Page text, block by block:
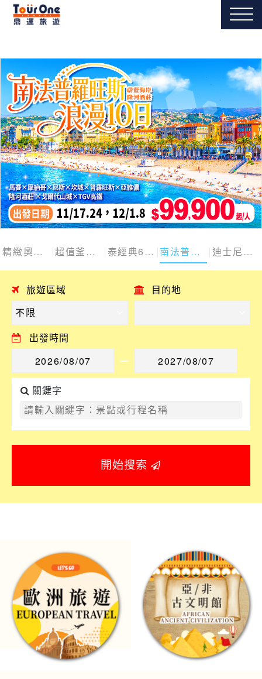
精緻奧捷斯匈四國 超值釜慶邱 泰經典6日 南法普羅旺斯10日 迪士尼探險號
旅遊區域 目的地
出發時間
關鍵字
開始搜索